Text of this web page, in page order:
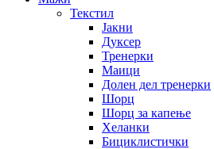
Текстил
Јакни
Дуксер
Тренерки
Маици
Долен дел тренерки
Шорц
Шорц за капење
Хеланки
Бициклистички